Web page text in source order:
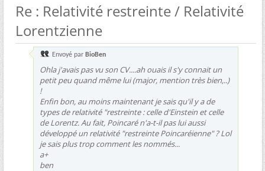
Re : Relativité restreinte / Relativité
Lorentzienne
Envoyé par BioBen
Ohla j'avais pas vu son CV....ah ouais il s'y connait un
petit peu quand même lui (major, mention très bien,..)
!
Enfin bon, au moins maintenant je sais qu'il y a de
types de relativité "restreinte : celle d'Einstein et celle
de Lorentz. Au fait, Poincaré n'a-t-il pas lui aussi
développé un relativité "restreinte Poincaréienne" ? Lol
je sais plus trop comment les nommés...
a+
ben